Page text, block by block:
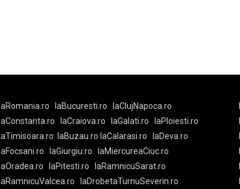
laRomania.ro laBucuresti.ro
laClujNapoca.ro
laConstanta.ro
laCraiova.ro laGalati.ro
laPloiesti.ro
laTimisoara.ro
laBuzau.ro laCalarasi.ro
laDeva.ro
laFocsani.ro
laGiurgiu.ro
laMiercureaCiuc.ro
laOradea.ro
laPitesti.ro
laRamnicuSarat.ro
laRamnicuValcea.ro
laDrobetaTurnuSeverin.ro